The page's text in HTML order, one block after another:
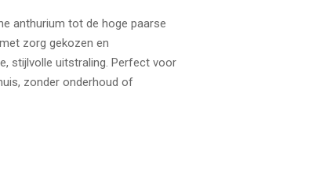
anthurium tot de hoge paarse
zorg gekozen en
stijlvolle uitstraling. Perfect voor
zonder onderhoud of